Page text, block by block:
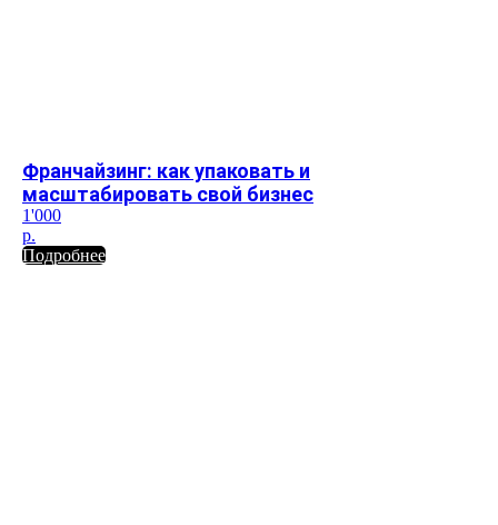
Франчайзинг: как упаковать и
масштабировать свой бизнес
1'000
р.
Подробнее